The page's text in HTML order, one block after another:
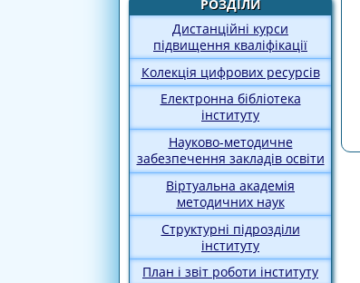
РОЗДІЛИ
Дистанційні курси
підвищення кваліфікації
Колекція цифрових ресурсів
Електронна бібліотека
інституту
Науково-методичне
забезпечення закладів освіти
Віртуальна академія
методичних наук
Структурні підрозділи
інституту
План і звіт роботи інституту